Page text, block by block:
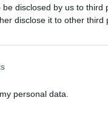
disclosed by us to third
disclose it to other third
personal data.
laki”
kaikki loppuu”
vaimo elää